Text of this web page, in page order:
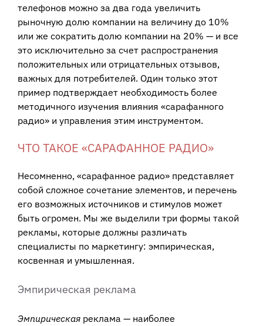
телефонов можно за два года увеличить
рыночную долю компании на величину до 10%
или же сократить долю компании на 20% — и все
это исключительно за счет распространения
положительных или отрицательных отзывов,
важных для потребителей. Один только этот
пример подтверждает необходимость более
методичного изучения влияния «сарафанного
радио» и управления этим инструментом.
ЧТО ТАКОЕ «САРАФАННОЕ РАДИО»
Несомненно, «сарафанное радио» представляет
собой сложное сочетание элементов, и перечень
его возможных источников и стимулов может
быть огромен. Мы же выделили три формы такой
рекламы, которые должны различать
специалисты по маркетингу: эмпирическая,
косвенная и умышленная.
Эмпирическая реклама
Эмпирическая реклама — наиболее